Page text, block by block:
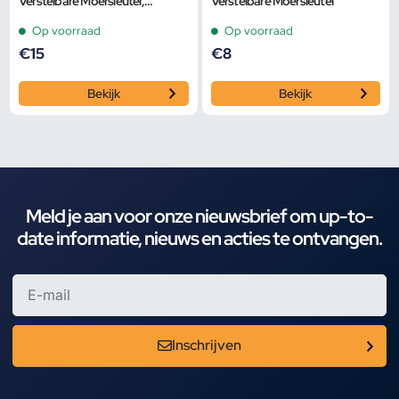
Op voorraad
€15
Bekijk
Op voorraad
€8
Bekijk
Meld je aan voor onze nieuwsbrief om up-to-
date informatie, nieuws en acties te ontvangen.
Inschrijven